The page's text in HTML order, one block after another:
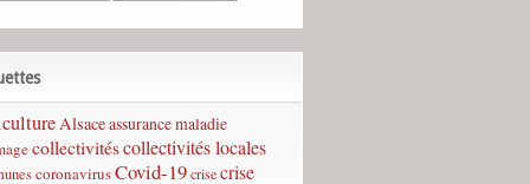
Alsaceassurance maladie
collectivitéscollectivités locales
coronavirusCovid-19crisecrise